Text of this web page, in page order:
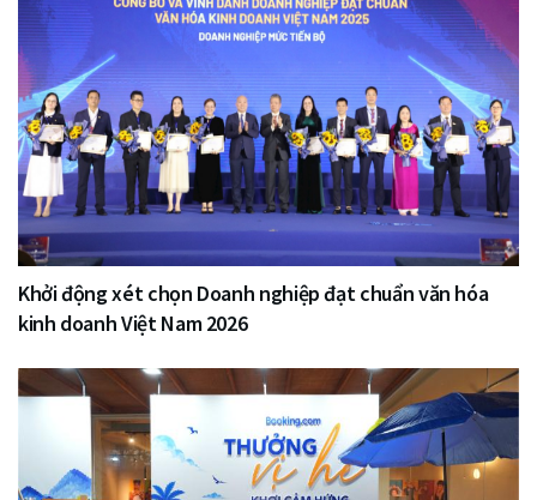
Khởi động xét chọn Doanh nghiệp đạt chuẩn văn hóa
kinh doanh Việt Nam 2026